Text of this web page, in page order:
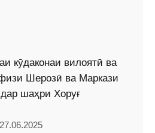
кӯдаконаи вилоятӣ ва
Шерозӣ ва Маркази
шаҳри Хоруғ
27.06.2025